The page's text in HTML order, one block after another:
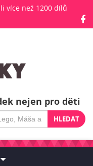
více než 1200 dílů
nejen pro děti
HLEDAT